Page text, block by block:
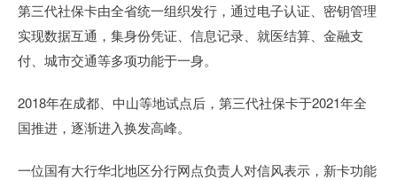
第三代社保卡由全省统一组织发行，通过电子认证、密钥管理
实现数据互通，集身份凭证、信息记录、就医结算、金融支
付、城市交通等多项功能于一身。
2018年在成都、中山等地试点后，第三代社保卡于2021年全
国推进，逐渐进入换发高峰。
一位国有大行华北地区分行网点负责人对信风表示，新卡功能